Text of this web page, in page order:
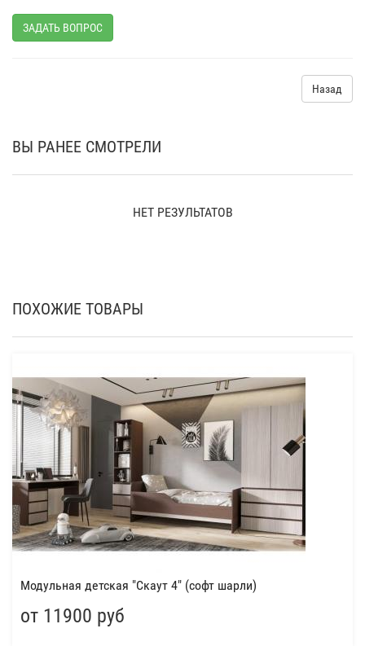
ЗАДАТЬ ВОПРОС
Назад
ВЫ РАНЕЕ СМОТРЕЛИ
НЕТ РЕЗУЛЬТАТОВ
ПОХОЖИЕ ТОВАРЫ
Модульная детская "Скаут 4" (софт шарли)
от 11900 руб